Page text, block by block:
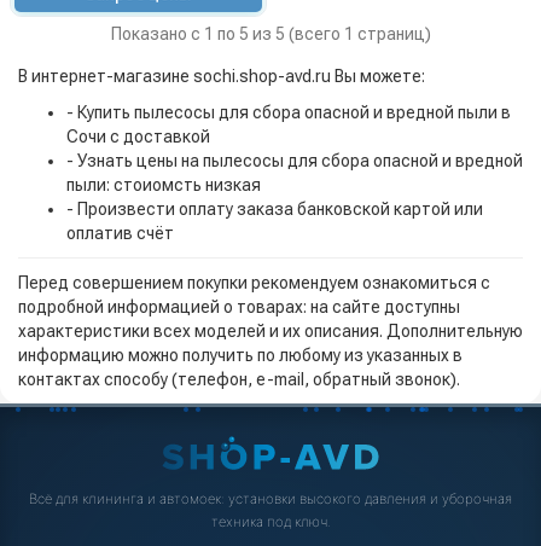
Показано с 1 по 5 из 5 (всего 1 страниц)
В интернет-магазине sochi.shop-avd.ru Вы можете:
- Купить пылесосы для сбора опасной и вредной пыли в
Сочи с доставкой
- Узнать цены на пылесосы для сбора опасной и вредной
пыли: стоиомсть низкая
- Произвести оплату заказа банковской картой или
оплатив счёт
Перед совершением покупки рекомендуем ознакомиться с
подробной информацией о товарах: на сайте доступны
характеристики всех моделей и их описания. Дополнительную
информацию можно получить по любому из указанных в
контактах способу (телефон, e-mail, обратный звонок).
Всё для клининга и автомоек: установки высокого давления и уборочная
техника под ключ.